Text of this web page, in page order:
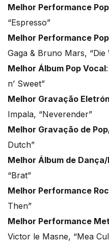
Melhor Performance
“Espresso”
Melhor Performance
Gaga & Bruno Mars, “Die
Melhor Álbum Pop Vocal
n’ Sweet”
Melhor Gravação
Impala, “Neverender”
Melhor Gravação de
Dutch”
Melhor Álbum de
“Brat”
Melhor Performance
Then”
Melhor Performance
Victor le Masne, “Mea